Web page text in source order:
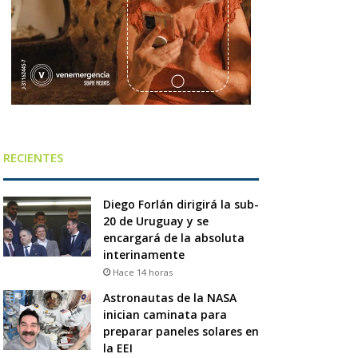
RECIENTES
Diego Forlán dirigirá la sub-
20 de Uruguay y se
encargará de la absoluta
interinamente
Hace 14 horas
Astronautas de la NASA
inician caminata para
preparar paneles solares en
la EEI